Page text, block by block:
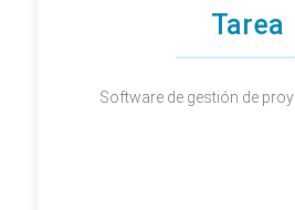
Tarea
Software de gestión de